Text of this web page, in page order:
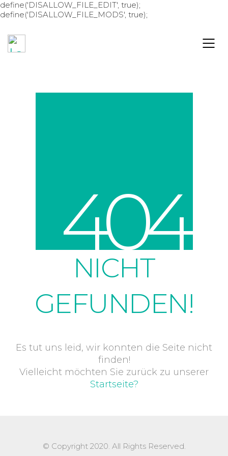
define('DISALLOW_FILE_EDIT', true);
define('DISALLOW_FILE_MODS', true);
404
NICHT
GEFUNDEN!
Es tut uns leid, wir konnten die Seite nicht
finden!
Vielleicht möchten Sie zurück zu unserer
Startseite?
© Copyright 2020. All Rights Reserved.